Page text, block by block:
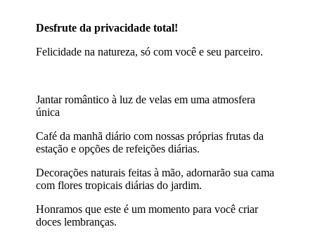
Desfrute da privacidade total!
Felicidade na natureza, só com você e seu parceiro.
Jantar romântico à luz de velas em uma atmosfera
única
Café da manhã diário com nossas próprias frutas da
estação e opções de refeições diárias.
Decorações naturais feitas à mão, adornarão sua cama
com flores tropicais diárias do jardim.
Honramos que este é um momento para você criar
doces lembranças.